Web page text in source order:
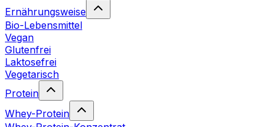
Ernährungsweise
Bio-Lebensmittel
Vegan
Glutenfrei
Laktosefrei
Vegetarisch
Protein
Whey-Protein